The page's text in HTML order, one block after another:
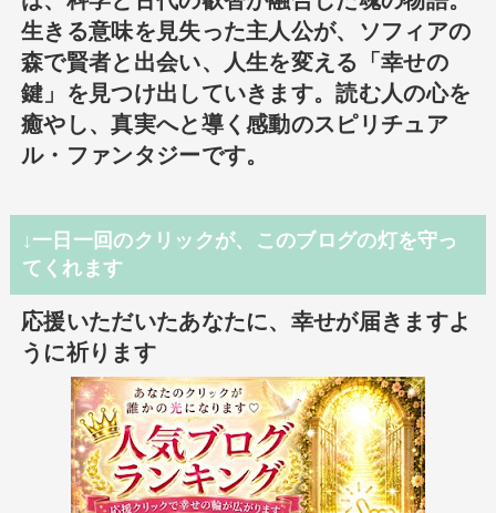
生きる意味を見失った主人公が、ソフィアの
森で賢者と出会い、人生を変える「幸せの
鍵」を見つけ出していきます。読む人の心を
癒やし、真実へと導く感動のスピリチュア
ル・ファンタジーです。
↓一日一回のクリックが、このブログの灯を守っ
てくれます
応援いただいたあなたに、幸せが届きますよ
うに祈ります